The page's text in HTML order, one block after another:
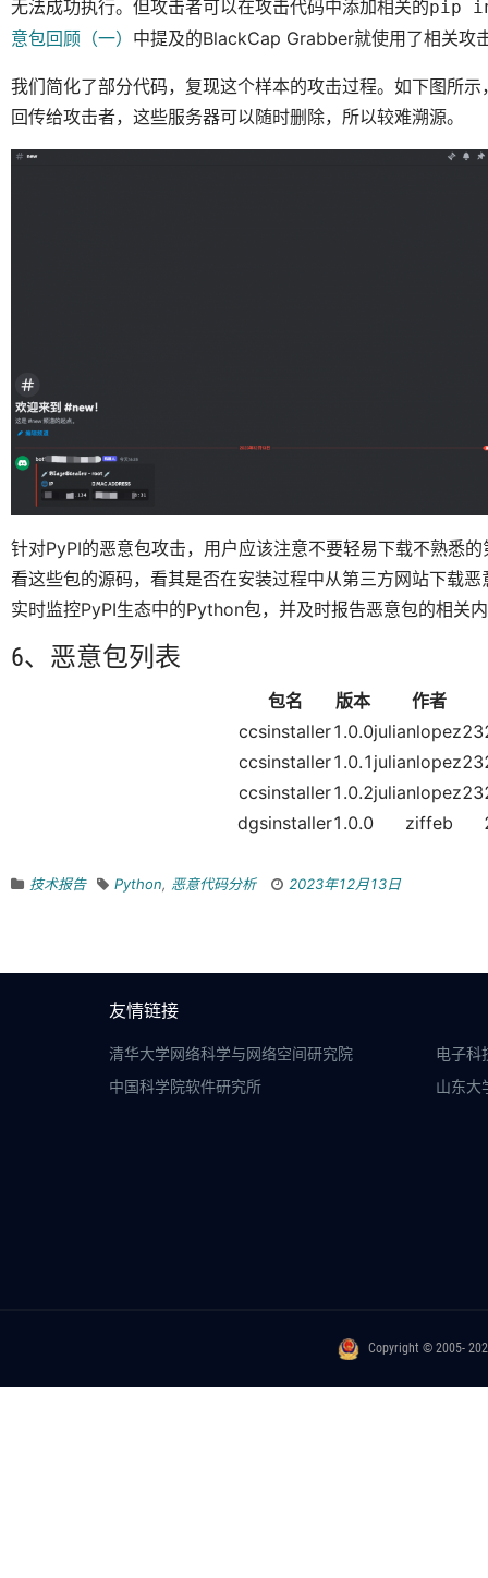
无法成功执行。但攻击者可以在攻击代码中添加相关的pip
意包回顾（一） 中提及的BlackCap Grabber就使用了相关攻
我们简化了部分代码，复现这个样本的攻击过程。如下图所
回传给攻击者，这些服务器可以随时删除，所以较难溯源。
针对PyPI的恶意包攻击，用户应该注意不要轻易下载不熟悉
看这些包的源码，看其是否在安装过程中从第三方网站下载
实时监控PyPI生态中的Python包，并及时报告恶意包的相关
6、恶意包列表
包名 版本
作者
ccsinstaller1.0.0julianlopez23
ccsinstaller1.0.1 julianlopez23
ccsinstaller1.0.2julianlopez23
dgsinstaller1.0.0 ziffeb
技术报告 Python, 恶意代码分析 2023年12月13日
友情链接
清华大学网络科学与网络空间研究院
电子科
中国科学院软件研究所
山东大
Copyright © 2005-